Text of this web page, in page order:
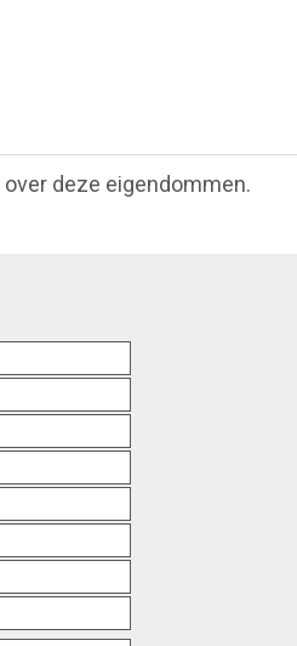
deze eigendommen.